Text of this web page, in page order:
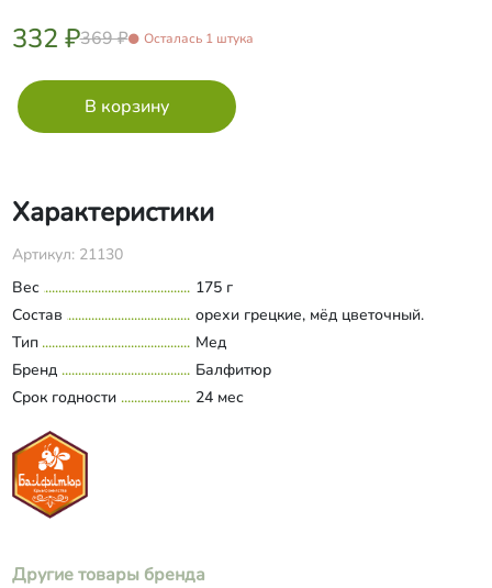
332 ₽369 ₽ Осталась 1 штука
Характеристики
Артикул: 21130
Вес
175 г
Состав
орехи грецкие, мёд цветочный.
Тип
Мед
Бренд
Балфитюр
Срок годности
24 мес
Другие товары бренда